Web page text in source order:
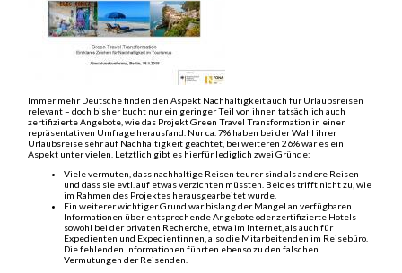
Immer mehr Deutsche finden den Aspekt Nachhaltigkeit auch für Urlaubsreisen
relevant – doch bisher bucht nur ein geringer Teil von ihnen tatsächlich auch
zertifizierte Angebote, wie das Projekt Green Travel Transformation in einer
repräsentativen Umfrage herausfand. Nur ca. 7% haben bei der Wahl ihrer
Urlaubsreise sehr auf Nachhaltigkeit geachtet, bei weiteren 26% war es ein
Aspekt unter vielen. Letztlich gibt es hierfür lediglich zwei Gründe:
Viele vermuten, dass nachhaltige Reisen teurer sind als andere Reisen
und dass sie evtl. auf etwas verzichten müssten. Beides trifft nicht zu, wie
im Rahmen des Projektes herausgearbeitet wurde.
Ein weiterer wichtiger Grund war bislang der Mangel an verfügbaren
Informationen über entsprechende Angebote oder zertifizierte Hotels
sowohl bei der privaten Recherche, etwa im Internet, als auch für
Expedienten und Expedientinnen, also die Mitarbeitenden im Reisebüro.
Die fehlenden Informationen führten ebenso zu den falschen
Vermutungen der Reisenden.